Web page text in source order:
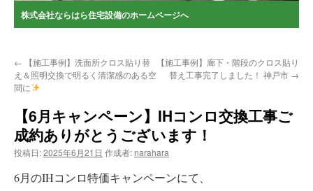
株式会社ならはら住宅設備のホームページへ
← 【施工事例】洗面所クロス貼り替
え＆照明交換で明るく清潔感のある空
間に
【施工事例】廊下・階段のクロス貼り
替え工事完了しました！ 神戸市 →
【6月キャンペーン】IHコンロ交換工事ご
成約ありがとうございます！
投稿日:2025年6月21日 作成者: narahara
6月のIHコンロ特価キャンペーンにて、